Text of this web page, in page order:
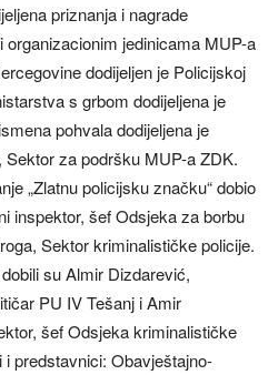
priznanja i nagrade
jedinicama MUP-a
dodijeljen je Policijskoj
s grbom dodijeljena je
pohvala dodijeljena je
za podršku MUP-a ZDK.
„Zlatnu policijsku značku“ dobio
inspektor, šef Odsjeka za borbu
Sektor kriminalističke policije.
su Almir Dizdarević,
PU IV Tešanj i Amir
šef Odsjeka kriminalističke
predstavnici: Obavještajno-